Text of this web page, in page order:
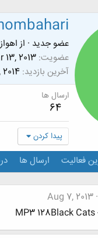
عضو جدید · از اهواز
عضویت 13, 2013
آخرین بازدید
ارسال ها
64
پیدا کردن
فعالیت ارسال ها
Aug 7, 2013
MP3 128Black